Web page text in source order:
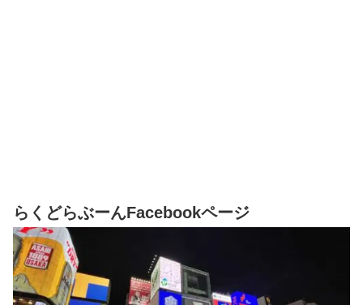
らくどらぶーんFacebookページ